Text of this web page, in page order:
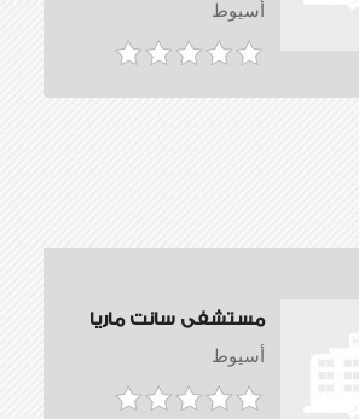
أسيوط
مستشفى سانت ماريا
أسيوط